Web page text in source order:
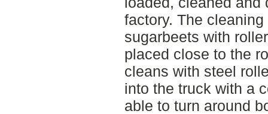
factory. The
sugarbeets with
placed close to the
cleans with steel
into the truck with a
able to turn around